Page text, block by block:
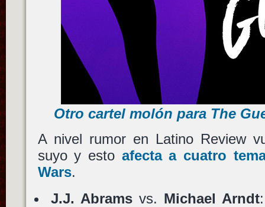
Otro cartel molón para The
A nivel rumor en Latino Review
suyo y esto afecta a cuatro
Wars.
J.J. Abrams vs. Michael Arndt